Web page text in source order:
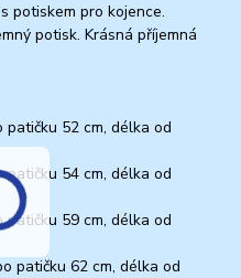
potiskem pro kojence.
potisk. Krásná příjemná
52 cm, délka od
54 cm, délka od
59 cm, délka od
patičku 62 cm, délka od